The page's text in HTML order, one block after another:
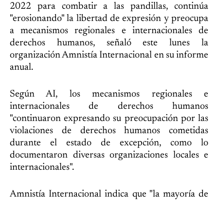
2022 para combatir a las pandillas, continúa
"erosionando" la libertad de expresión y preocupa
a mecanismos regionales e internacionales de
derechos humanos, señaló este lunes la
organización Amnistía Internacional en su informe
anual.
Según AI, los mecanismos regionales e
internacionales de derechos humanos
"continuaron expresando su preocupación por las
violaciones de derechos humanos cometidas
durante el estado de excepción, como lo
documentaron diversas organizaciones locales e
internacionales".
Amnistía Internacional indica que "la mayoría de